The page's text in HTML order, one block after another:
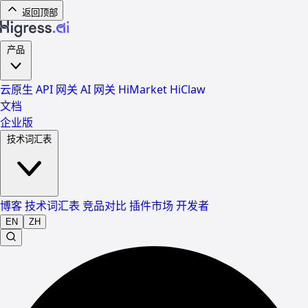
返回顶部
云原生 API 网关 AI 网关 HiMarket HiClaw
文档
企业版
博客技术词汇表 竞品对比 插件市场 开发者
EN ZH